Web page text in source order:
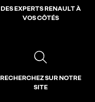
DES EXPERTS RENAULT À
VOS CÔTÉS
RECHERCHEZ SUR NOTRE
SITE